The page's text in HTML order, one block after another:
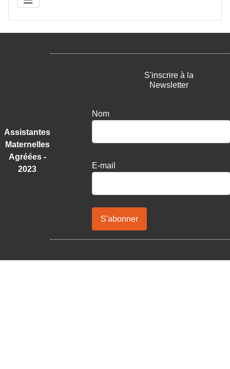
Assistantes
Maternelles
Agréées -
2023
S'inscrire à la
Newsletter
Nom
E-mail
S'abonner